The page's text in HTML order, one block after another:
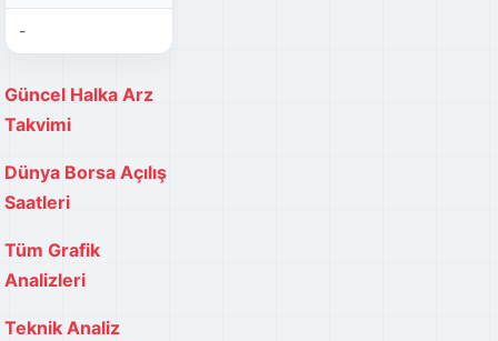
-
Güncel Halka Arz
Takvimi
Dünya Borsa Açılış
Saatleri
Tüm Grafik
Analizleri
Teknik Analiz